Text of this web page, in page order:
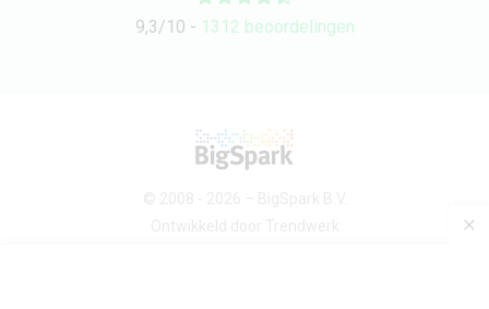
9,3/10 - 1312 beoordelingen